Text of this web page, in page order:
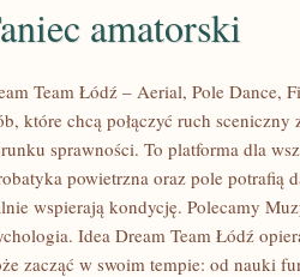
amatorski
Team Łódź – Aerial, Pole Dance,
które chcą połączyć ruch
sprawności. To platforma dla
powietrzna oraz pole potrafią
wspierają kondycję. Polecamy
Idea Dream Team Łódź
zacząć w swoim tempie: od nauki